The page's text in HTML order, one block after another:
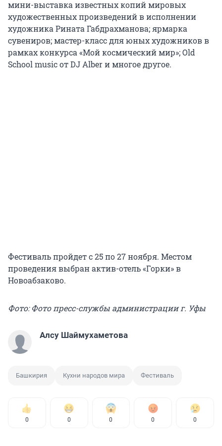
мини-выставка известных копий мировых
художественных произведений в исполнении
художника Рината Габдрахманова; ярмарка
сувениров; мастер-класс для юных художников в
рамках конкурса «Мой космический мир»; Old
School music от DJ Alber и многое другое.
Фестиваль пройдет с 25 по 27 ноября. Местом
проведения выбран актив-отель «Горки» в
Новоабзаково.
Фото: Фото пресс-службы администрации г. Уфы
Алсу Шаймухаметова
Башкирия Кухни народов мира Фестиваль
0 0 0 0 0